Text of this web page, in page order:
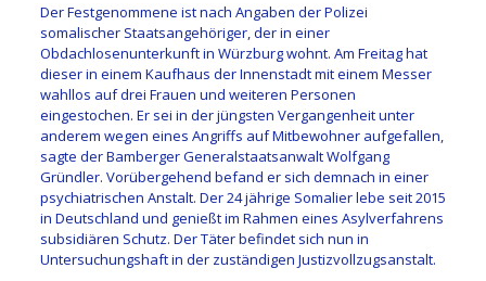
Der Festgenommene ist nach Angaben der Polizei
somalischer Staatsangehöriger, der in einer
Obdachlosenunterkunft in Würzburg wohnt. Am Freitag hat
dieser in einem Kaufhaus der Innenstadt mit einem Messer
wahllos auf drei Frauen und weiteren Personen
eingestochen. Er sei in der jüngsten Vergangenheit unter
anderem wegen eines Angriffs auf Mitbewohner aufgefallen,
sagte der Bamberger Generalstaatsanwalt Wolfgang
Gründler. Vorübergehend befand er sich demnach in einer
psychiatrischen Anstalt. Der 24 jährige Somalier lebe seit 2015
in Deutschland und genießt im Rahmen eines Asylverfahrens
subsidiären Schutz. Der Täter befindet sich nun in
Untersuchungshaft in der zuständigen Justizvollzugsanstalt.